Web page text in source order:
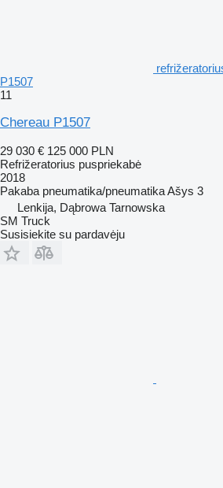
P1507
11
Chereau P1507
29 030 € 125 000 PLN
Refrižeratorius puspriekabė
2018
Pakaba pneumatika/pneumatikaAšys 3
Lenkija, Dąbrowa Tarnowska
SM Truck
Susisiekite su pardavėju